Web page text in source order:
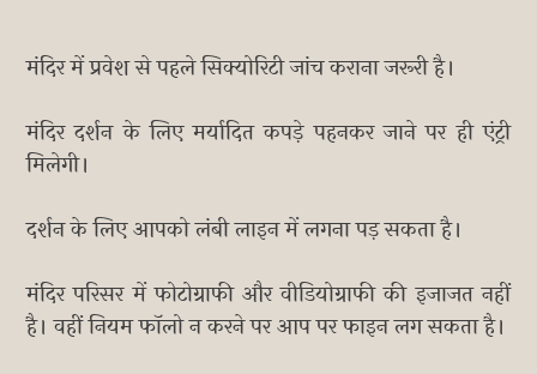
मंदिर में प्रवेश से पहले सिक्योरिटी जांच कराना जरूरी है।
मंदिर दर्शन के लिए मर्यादित कपड़े पहनकर जाने पर ही एंट्री
मिलेगी।
दर्शन के लिए आपको लंबी लाइन में लगना पड़ सकता है।
मंदिर परिसर में फोटोग्राफी और वीडियोग्राफी की इजाजत नहीं
है। वहीं नियम फॉलो न करने पर आप पर फाइन लग सकता है।